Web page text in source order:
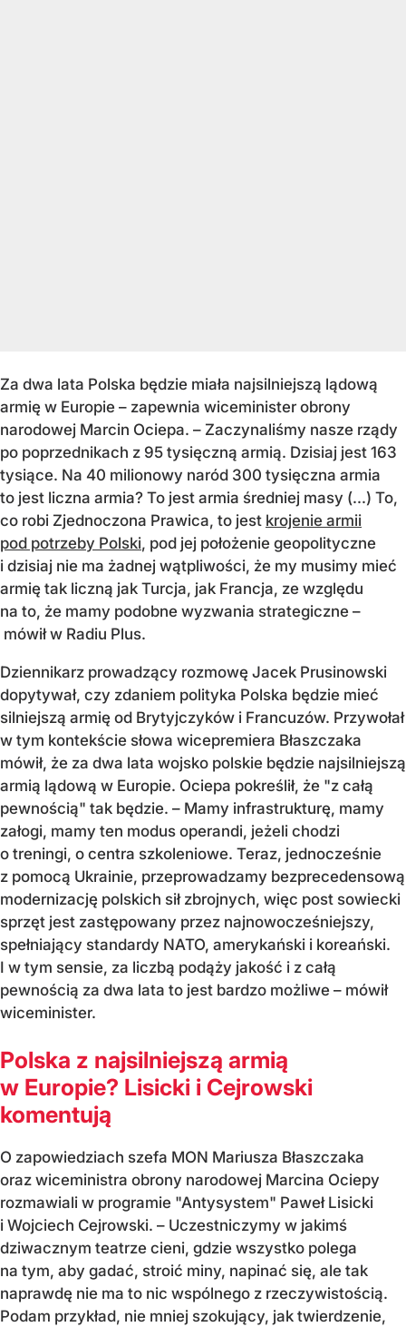
Za dwa lata Polska będzie miała najsilniejszą lądową
armię w Europie – zapewnia wiceminister obrony
narodowej Marcin Ociepa. – Zaczynaliśmy nasze rządy
po poprzednikach z 95 tysięczną armią. Dzisiaj jest 163
tysiące. Na 40 milionowy naród 300 tysięczna armia
to jest liczna armia? To jest armia średniej masy (...) To,
co robi Zjednoczona Prawica, to jest krojenie armii
pod potrzeby Polski, pod jej położenie geopolityczne
i dzisiaj nie ma żadnej wątpliwości, że my musimy mieć
armię tak liczną jak Turcja, jak Francja, ze względu
na to, że mamy podobne wyzwania strategiczne –
mówił w Radiu Plus.
Dziennikarz prowadzący rozmowę Jacek Prusinowski
dopytywał, czy zdaniem polityka Polska będzie mieć
silniejszą armię od Brytyjczyków i Francuzów. Przywołał
w tym kontekście słowa wicepremiera Błaszczaka
mówił, że za dwa lata wojsko polskie będzie najsilniejszą
armią lądową w Europie. Ociepa pokreślił, że "z całą
pewnością" tak będzie. – Mamy infrastrukturę, mamy
załogi, mamy ten modus operandi, jeżeli chodzi
o treningi, o centra szkoleniowe. Teraz, jednocześnie
z pomocą Ukrainie, przeprowadzamy bezprecedensową
modernizację polskich sił zbrojnych, więc post sowiecki
sprzęt jest zastępowany przez najnowocześniejszy,
spełniający standardy NATO, amerykański i koreański.
I w tym sensie, za liczbą podąży jakość i z całą
pewnością za dwa lata to jest bardzo możliwe – mówił
wiceminister.
Polska z najsilniejszą armią
w Europie? Lisicki i Cejrowski
komentują
O zapowiedziach szefa MON Mariusza Błaszczaka
oraz wiceministra obrony narodowej Marcina Ociepy
rozmawiali w programie "Antysystem" Paweł Lisicki
i Wojciech Cejrowski. – Uczestniczymy w jakimś
dziwacznym teatrze cieni, gdzie wszystko polega
na tym, aby gadać, stroić miny, napinać się, ale tak
naprawdę nie ma to nic wspólnego z rzeczywistością.
Podam przykład, nie mniej szokujący, jak twierdzenie,